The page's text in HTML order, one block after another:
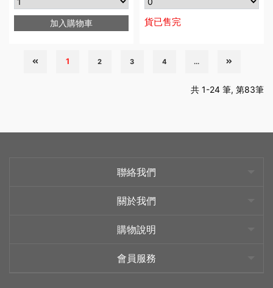
加入購物車 貨已售完
1 2 3 4 ...
共 1-24 筆, 第83筆
聯絡我們
關於我們
購物說明
會員服務